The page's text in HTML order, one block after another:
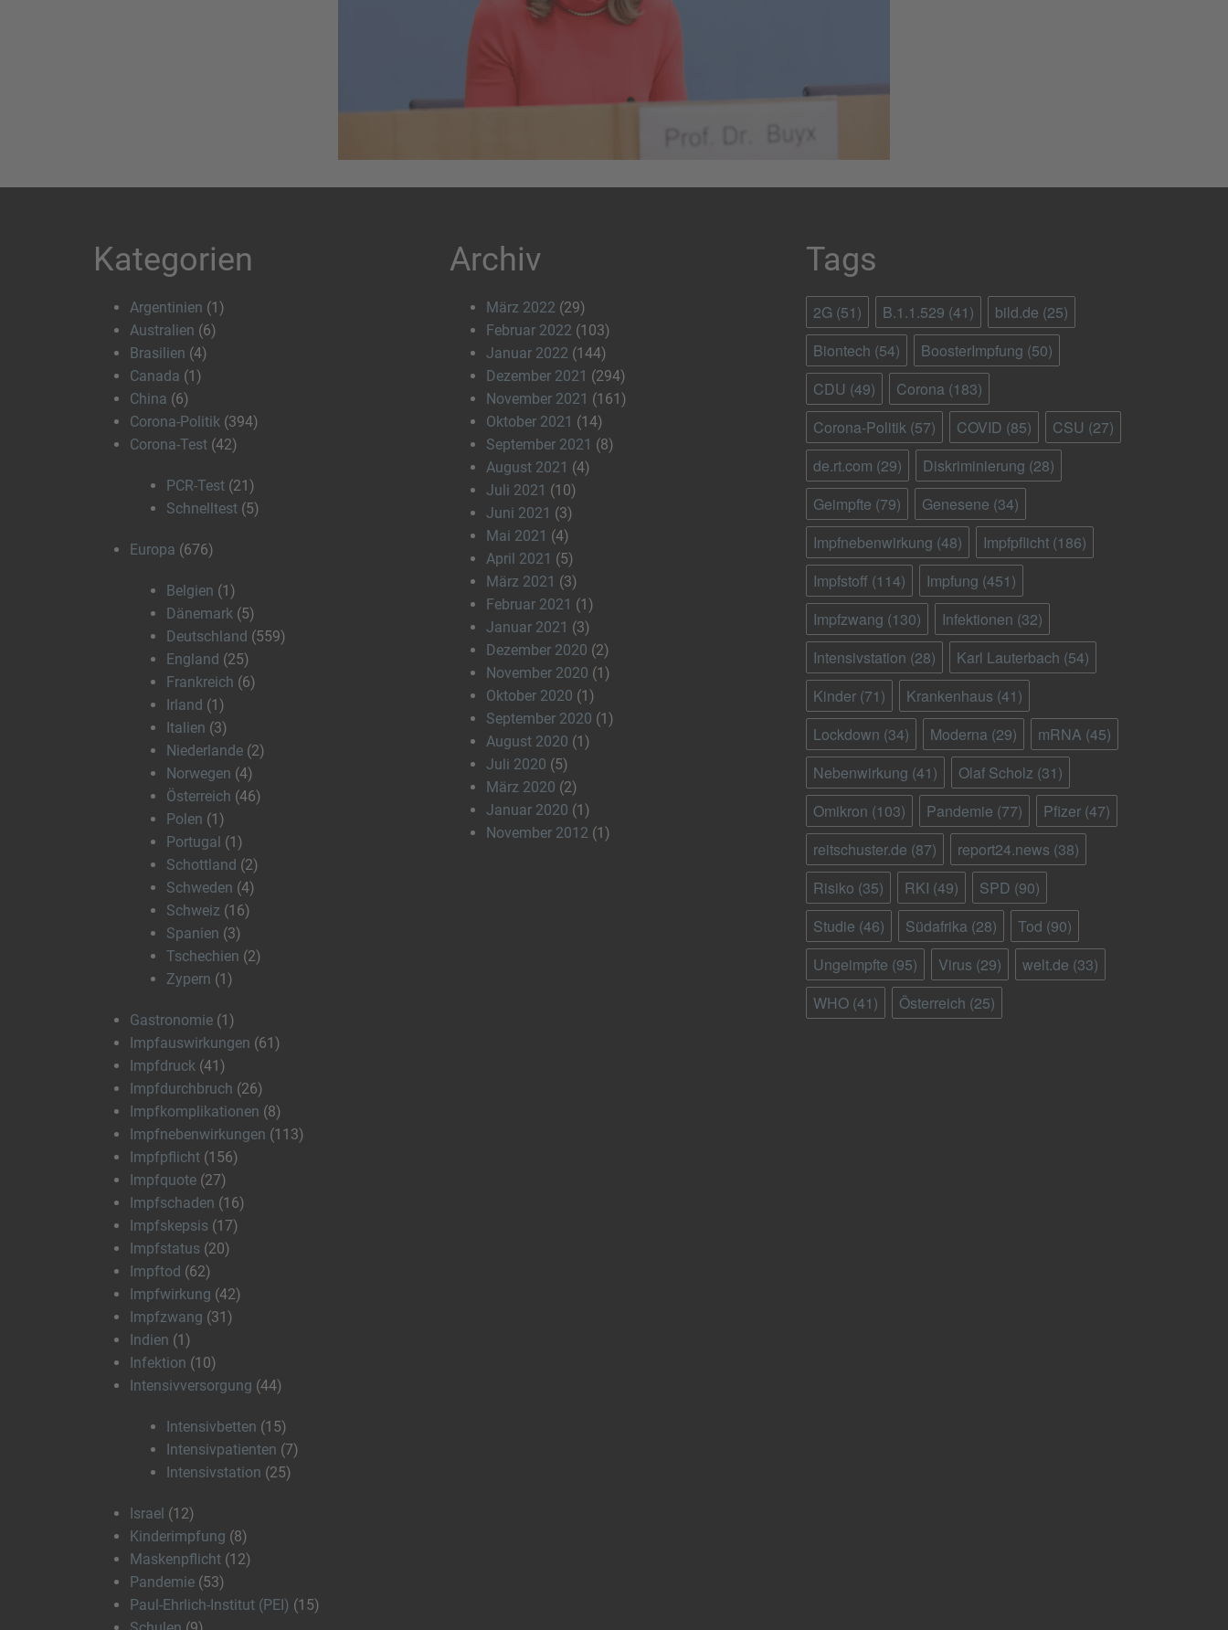
Kategorien
Argentinien (1)
Australien (6)
Brasilien (4)
Canada (1)
China (6)
Corona-Politik (394)
Corona-Test (42)
PCR-Test (21)
Schnelltest (5)
Europa (676)
Belgien (1)
Dänemark (5)
Deutschland (559)
England (25)
Frankreich (6)
Irland (1)
Italien (3)
Niederlande (2)
Norwegen (4)
Österreich (46)
Polen (1)
Portugal (1)
Schottland (2)
Schweden (4)
Schweiz (16)
Spanien (3)
Tschechien (2)
Zypern (1)
Gastronomie (1)
Impfauswirkungen (61)
Impfdruck (41)
Impfdurchbruch (26)
Impfkomplikationen (8)
Impfnebenwirkungen (113)
Impfpflicht (156)
Impfquote (27)
Impfschaden (16)
Impfskepsis (17)
Impfstatus (20)
Impftod (62)
Impfwirkung (42)
Impfzwang (31)
Indien (1)
Infektion (10)
Intensivversorgung (44)
Intensivbetten (15)
Intensivpatienten (7)
Intensivstation (25)
Israel (12)
Kinderimpfung (8)
Maskenpflicht (12)
Pandemie (53)
Paul-Ehrlich-Institut (PEI) (15)
Archiv
März 2022 (29)
Februar 2022 (103)
Januar 2022 (144)
Dezember 2021 (294)
November 2021 (161)
Oktober 2021 (14)
September 2021 (8)
August 2021 (4)
Juli 2021 (10)
Juni 2021 (3)
Mai 2021 (4)
April 2021 (5)
März 2021 (3)
Februar 2021 (1)
Januar 2021 (3)
Dezember 2020 (2)
November 2020 (1)
Oktober 2020 (1)
September 2020 (1)
August 2020 (1)
Juli 2020 (5)
März 2020 (2)
Januar 2020 (1)
November 2012 (1)
Tags
2G (51) B.1.1.529 (41) bild.de (25)
Biontech (54) BoosterImpfung (50)
CDU (49) Corona (183)
Corona-Politik (57) COVID (85) CSU (27)
de.rt.com (29) Diskriminierung (28)
Geimpfte (79) Genesene (34)
Impfnebenwirkung (48) Impfpflicht (186)
Impfstoff (114) Impfung (451)
Impfzwang (130) Infektionen (32)
Intensivstation (28) Karl Lauterbach (54)
Kinder (71) Krankenhaus (41)
Lockdown (34) Moderna (29) mRNA (45)
Nebenwirkung (41) Olaf Scholz (31)
Omikron (103) Pandemie (77) Pfizer (47)
reitschuster.de (87) report24.news (38)
Risiko (35) RKI (49) SPD (90)
Studie (46) Südafrika (28) Tod (90)
Ungeimpfte (95) Virus (29) welt.de (33)
WHO (41) Österreich (25)